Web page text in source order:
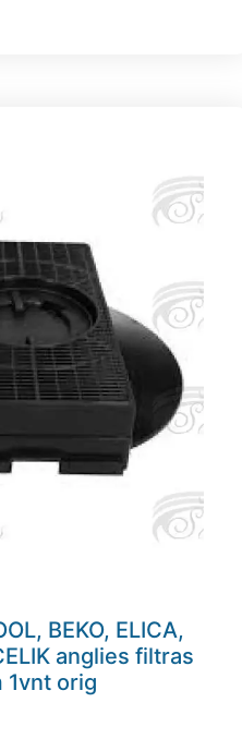
BEKO, ELICA,
anglies filtras
orig